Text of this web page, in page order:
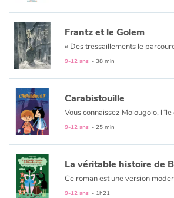
Art, espace, activité
Documentaires
En famille
Quotidien et loisirs
À l'école
Fêtes et évènements
Amour et amitié
Frantz et le Golem
« Des tressaillements le parcourent, le soulèvent et il se sent comme propulsé dans les airs par une force
9-12 ans - 38 min
Carabistouille
9-12 ans - 25 min
9-12 ans - 1h21